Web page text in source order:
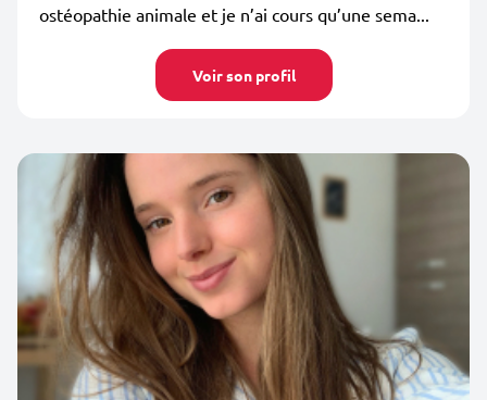
ostéopathie animale et je n’ai cours qu’une sema...
Voir son profil